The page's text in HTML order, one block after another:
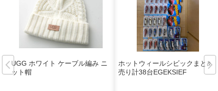
UGG ホワイト ケーブル編み ニ
ット帽
ホットウィールシビックまとめ
売り計38台EGEKSIEF